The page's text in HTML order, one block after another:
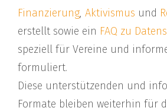
Finanzierung, Aktivismus und
erstellt sowie ein FAQ zu
speziell für Vereine und
formuliert.
Diese unterstützenden und
Formate bleiben weiterhin für